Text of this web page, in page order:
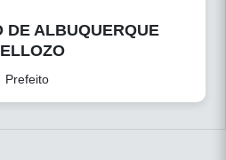
DE ALBUQUERQUE
Prefeito